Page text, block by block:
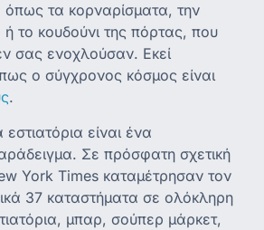
όπως τα κορναρίσματα, την
ή το κουδούνι της πόρτας, που
σας ενοχλούσαν. Εκεί
πως ο σύγχρονος κόσμος είναι
.
είναι ένα
Σε πρόσφατη σχετική
York Times καταμέτρησαν τον
37 καταστήματα σε ολόκληρη
μπαρ, σούπερ μάρκετ,